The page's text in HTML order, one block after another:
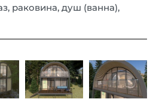
раковина, душ (ванна),